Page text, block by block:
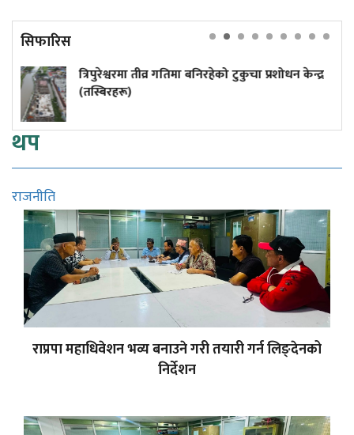
सिफारिस
बनिरहेको टुकुचा प्रशोधन केन्द्र ५० वर्षमा अटोरिक्सा
थप
राजनीति
राप्रपा महाधिवेशन भव्य बनाउने गरी तयारी गर्न लिङ्देनको
निर्देशन